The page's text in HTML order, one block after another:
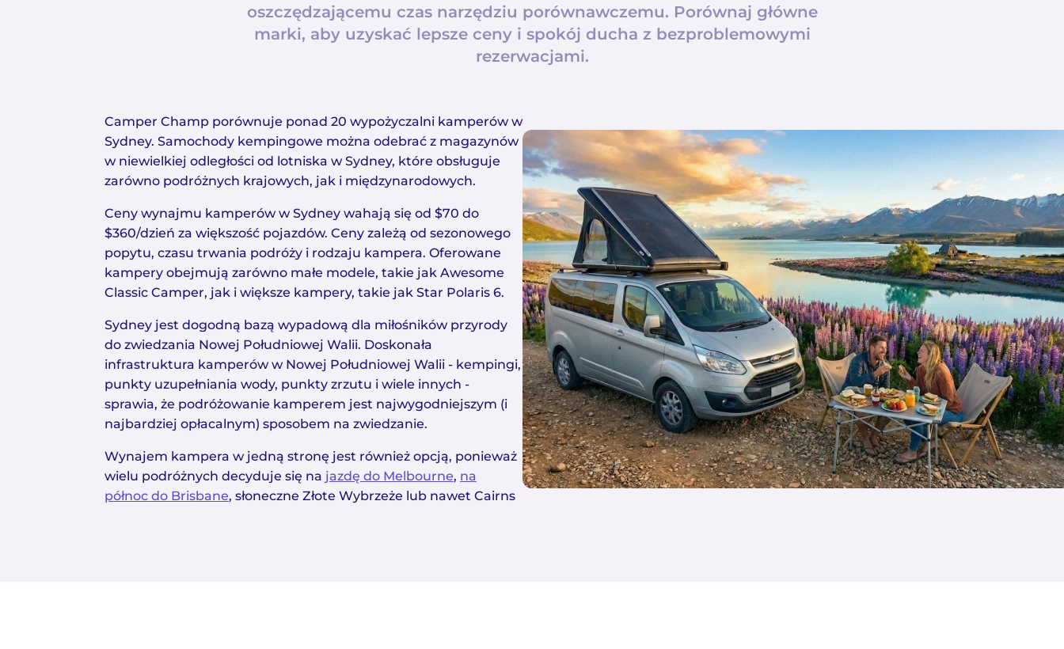
oszczędzającemu czas narzędziu porównawczemu. Porównaj główne
marki, aby uzyskać lepsze ceny i spokój ducha z bezproblemowymi
rezerwacjami.
Camper Champ porównuje ponad 20 wypożyczalni kamperów w
Sydney. Samochody kempingowe można odebrać z magazynów
w niewielkiej odległości od lotniska w Sydney, które obsługuje
zarówno podróżnych krajowych, jak i międzynarodowych.
Ceny wynajmu kamperów w Sydney wahają się od $70 do
$360/dzień za większość pojazdów. Ceny zależą od sezonowego
popytu, czasu trwania podróży i rodzaju kampera. Oferowane
kampery obejmują zarówno małe modele, takie jak Awesome
Classic Camper, jak i większe kampery, takie jak Star Polaris 6.
Sydney jest dogodną bazą wypadową dla miłośników przyrody
do zwiedzania Nowej Południowej Walii. Doskonała
infrastruktura kamperów w Nowej Południowej Walii - kempingi,
punkty uzupełniania wody, punkty zrzutu i wiele innych -
sprawia, że podróżowanie kamperem jest najwygodniejszym (i
najbardziej opłacalnym) sposobem na zwiedzanie.
Wynajem kampera w jedną stronę jest również opcją, ponieważ
wielu podróżnych decyduje się na jazdę do Melbourne, na
północ do Brisbane, słoneczne Złote Wybrzeże lub nawet Cairns